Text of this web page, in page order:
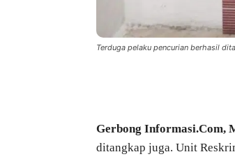
Terduga pelaku pencurian berhasil
Gerbong Informasi.Com,
ditangkap juga. Unit